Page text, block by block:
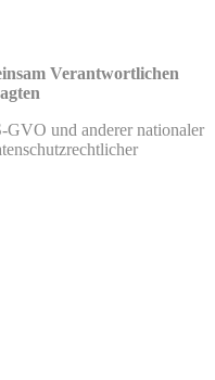
Verantwortlichen
und anderer nationaler